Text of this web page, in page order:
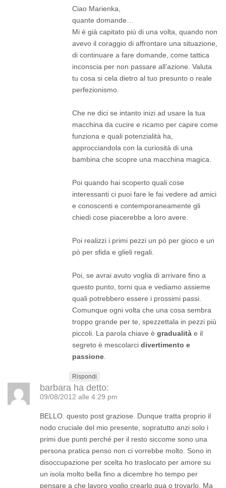
Ciao Marienka,
quante domande…
Mi è già capitato più di una volta, quando non
avevo il coraggio di affrontare una situazione,
di continuare a fare domande, come tattica
inconscia per non passare all’azione. Valuta
tu cosa si cela dietro al tuo presunto o reale
perfezionismo.
Che ne dici se intanto inizi ad usare la tua
macchina da cucire e ricamo per capire come
funziona e quali potenzialità ha,
approcciandola con la curiosità di una
bambina che scopre una macchina magica.
Poi quando hai scoperto quali cose
interessanti ci puoi fare le fai vedere ad amici
e conoscenti e contemporaneamente gli
chiedi cose piacerebbe a loro avere.
Poi realizzi i primi pezzi un pò per gioco e un
pò per sfida e glieli regali.
Poi, se avrai avuto voglia di arrivare fino a
questo punto, torni qua e vediamo assieme
quali potrebbero essere i prossimi passi.
Comunque ogni volta che una cosa sembra
troppo grande per te, spezzettala in pezzi più
piccoli. La parola chiave è gradualità e il
segreto è mescolarci divertimento e
passione
Rispondi
barbara ha detto:
09/08/2012 alle 4:29 pm
BELLO. questo post graziose. Dunque tratta proprio il
nodo cruciale del mio presente, sopratutto anzi solo i
primi due punti perché per il resto siccome sono una
persona pratica penso non ci vorrebbe molto. Sono in
disoccupazione per scelta ho traslocato per amore su
un isola molto bella fino a dicembre ho tempo per
pensare a che lavoro voglio crearlo qua o trovarlo. Ma